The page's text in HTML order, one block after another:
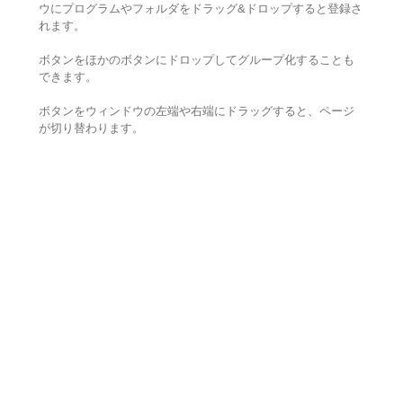
ウにプログラムやフォルダをドラッグ&ドロップすると登録さ
れます。
ボタンをほかのボタンにドロップしてグループ化することも
できます。
ボタンをウィンドウの左端や右端にドラッグすると、ページ
が切り替わります。